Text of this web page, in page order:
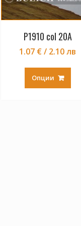
P1910 col 20A
1.07 € / 2.10 лв
Опции
This
has